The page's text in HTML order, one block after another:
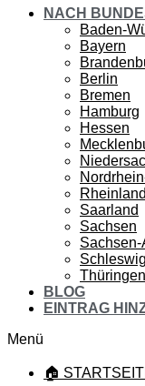
NACH
Baden-
Bayern
Berlin
Bremen
Hamburg
Hessen
Saarland
Sachsen
Thüringen
BLOG
EINTRAG
Menü
🏠